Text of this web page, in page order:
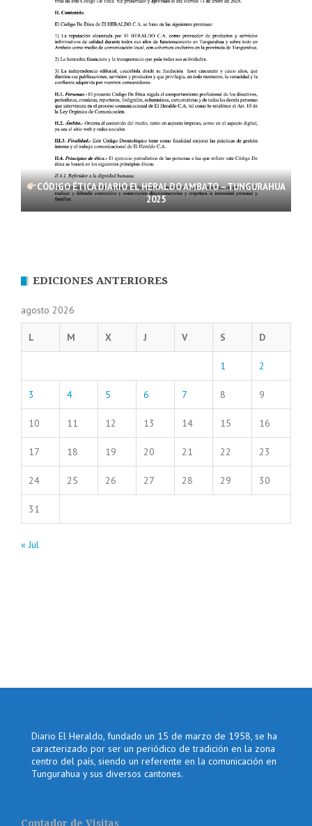
CÓDIGO ÉTICA DIARIO EL HERALDO AMBATO – TUNGURAHUA
2025
EDICIONES ANTERIORES
agosto 2026
L M X J V S D
1 2
3 4 5 6 7 8 9
10 11 12 13 14 15 16
17 18 19 20 21 22 23
24 25 26 27 28 29 30
31
« Jul
Diario El Heraldo, fundado un 15 de marzo de 1958, se ha
caracterizado por ser un periódico de tradición en la zona
centro del país, siendo un referente en la comunicación en
Tungurahua y sus diversos cantones.
Contador de Visitas